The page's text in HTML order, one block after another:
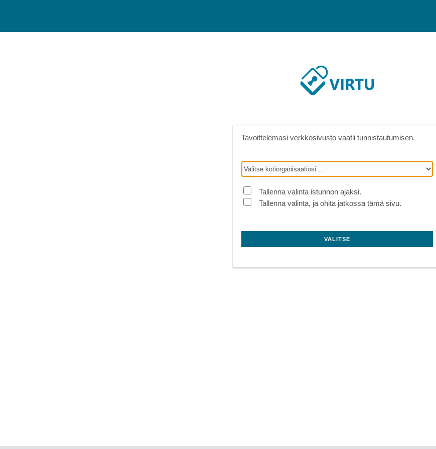
Tavoittelemasi verkkosivusto vaatii tunnistautumisen.
Tallenna valinta istunnon ajaksi.
Tallenna valinta, ja ohita jatkossa tämä sivu.
VALITSE